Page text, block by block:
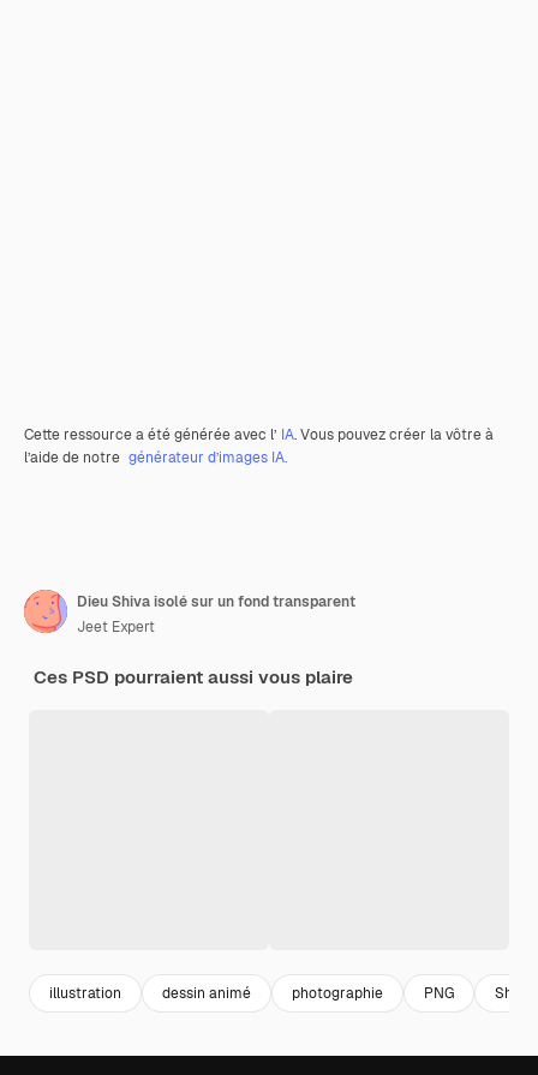
Cette ressource a été générée avec l’ IA. Vous pouvez créer la vôtre à
l’aide de notre générateur d’images IA.
Dieu Shiva isolé sur un fond transparent
Jeet Expert
Ces PSD pourraient aussi vous plaire
illustration dessin animé photographie PNG Shiva